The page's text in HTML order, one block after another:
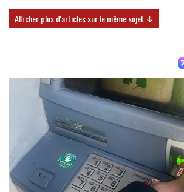
Afficher plus d'articles sur le même sujet ↓